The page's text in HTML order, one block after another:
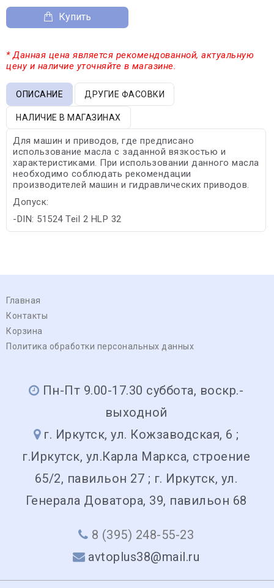
Купить
* Данная цена является рекомендованной, актуальную
цену и наличие уточняйте в магазине.
ОПИСАНИЕ ДРУГИЕ ФАСОВКИ
НАЛИЧИЕ В МАГАЗИНАХ
Для машин и приводов, где предписано
использование масла с заданной вязкостью и
характеристиками. При использовании данного масла
необходимо соблюдать рекомендации
производителей машин и гидравлических приводов.
Допуск:
-DIN: 51524 Teil 2 HLP 32
Главная
Контакты
Корзина
Политика обработки персональных данных
Пн-Пт 9.00-17.30 суббота, воскр.-
выходной
г. Иркутск, ул. Кожзаводская, 6 ;
г.Иркутск, ул.Карла Маркса, строение
65/2, павильон 27 ; г. Иркутск, ул.
Генерала Доватора, 39, павильон 68
8 (395) 248-55-23
avtoplus38@mail.ru